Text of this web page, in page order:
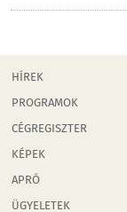
HÍREK
PROGRAMOK
CÉGREGISZTER
KÉPEK
APRÓ
ÜGYELETEK